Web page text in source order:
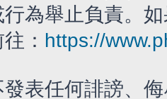
行為舉止負責。
： https://
表任何誹謗、